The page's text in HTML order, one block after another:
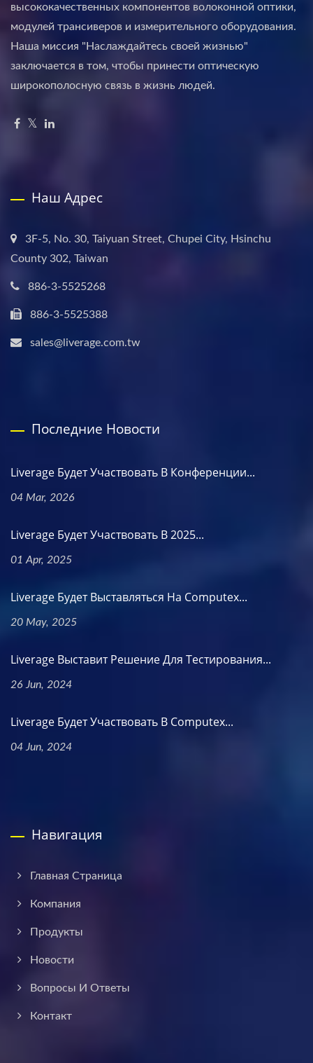
высококачественных компонентов волоконной оптики,
модулей трансиверов и измерительного оборудования.
Наша миссия "Наслаждайтесь своей жизнью"
заключается в том, чтобы принести оптическую
широкополосную связь в жизнь людей.
Наш Адрес
3F-5, No. 30, Taiyuan Street, Chupei City, Hsinchu
County 302, Taiwan
886-3-5525268
886-3-5525388
sales@liverage.com.tw
Последние Новости
Liverage Будет Участвовать В Конференции...
04 Mar, 2026
Liverage Будет Участвовать В 2025...
01 Apr, 2025
Liverage Будет Выставляться На Computex...
20 May, 2025
Liverage Выставит Решение Для Тестирования...
26 Jun, 2024
Liverage Будет Участвовать В Computex...
04 Jun, 2024
Навигация
Главная Страница
Компания
Продукты
Новости
Вопросы И Ответы
Контакт